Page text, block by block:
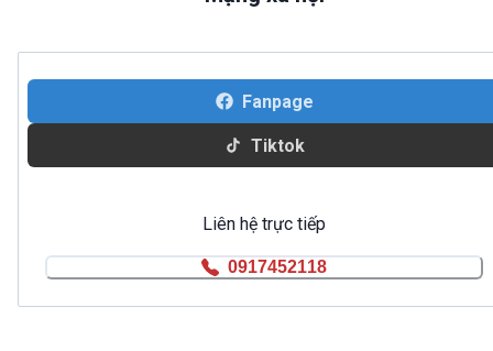
Fanpage
Tiktok
Liên hệ trực tiếp
0917452118